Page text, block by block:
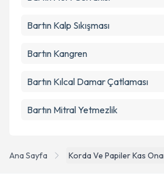
Ana Sayfa Korda Ve Papiler Kas
Bartın Kalp Sıkışması
Bartın Kangren
Bartın Kılcal Damar Çatlaması
Bartın Mitral Yetmezlik